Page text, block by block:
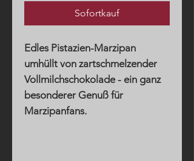
Sofortkauf
Edles Pistazien-Marzipan
umhüllt von zartschmelzender
Vollmilchschokolade - ein ganz
besonderer Genuß für
Marzipanfans.